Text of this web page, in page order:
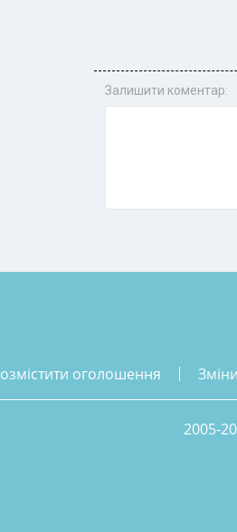
Залишити коментар:
розмістити оголошення
2005-